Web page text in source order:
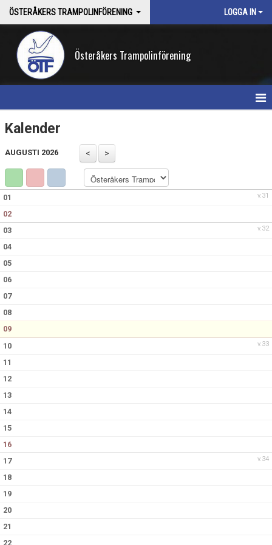
ÖSTERÅKERS TRAMPOLINFÖRENING LOGGA IN
Österåkers Trampolinförening
HEM
NYHETER
KONTAKT
GRUPPER
Kalender
AUGUSTI 2026
v.31
01
02
v.32
03
04
05
06
07
08
09
v.33
10
11
12
13
14
15
16
v.34
17
18
19
20
21
22